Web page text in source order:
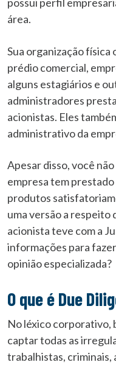
área.
Sua organização física
prédio comercial,
alguns estagiários e
administradores
acionistas. Eles
administrativo da
Apesar disso, você
empresa tem
produtos
uma versão a respeito
acionista teve com a
informações para
opinião especializada?
O que é Due
No léxico corporativo,
captar todas as
trabalhistas, criminais,